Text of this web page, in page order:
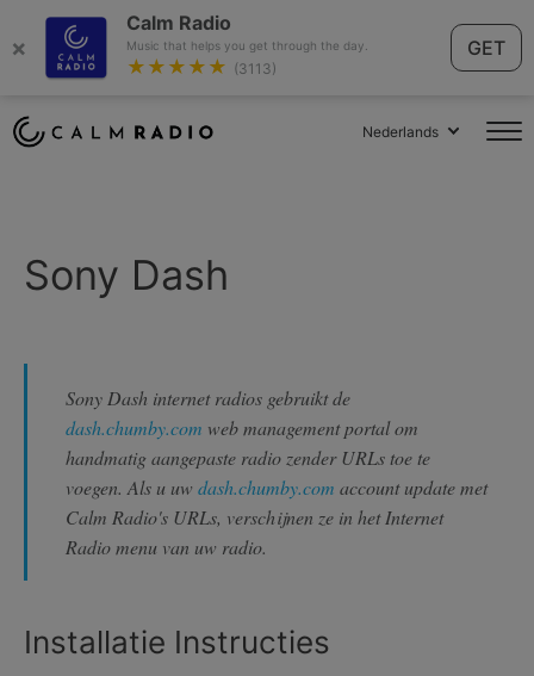
×
Calm Radio
Music that helps you get through the day.
★★★★★ (3113)
GET
Nederlands
Sony Dash
Sony Dash internet radios gebruikt de
dash.chumby.com web management portal om
handmatig aangepaste radio zender URLs toe te
voegen. Als u uw dash.chumby.com account update met
Calm Radio's URLs, verschijnen ze in het Internet
Radio menu van uw radio.
Installatie Instructies